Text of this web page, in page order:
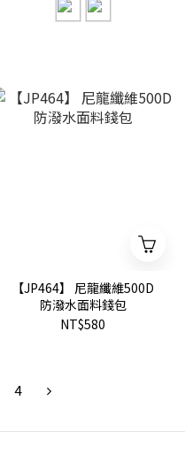
【JP464】 尼龍纖維500D
防潑水面料錢包
NT$580
4